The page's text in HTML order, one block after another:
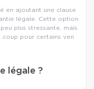
en ajoutant une clause
légale. Cette option
plus stressante, mais
coup pour certains ven
légale ?